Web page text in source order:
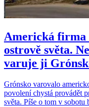
Americká firma
ostrově světa.
varuje ji
Grónsko varovalo
povolení chystá provádět
světa. Píše o tom v